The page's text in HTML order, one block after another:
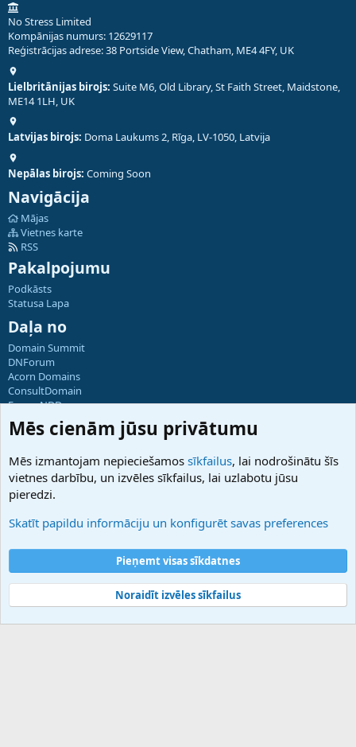
No Stress Limited
Kompānijas numurs: 12629117
Reģistrācijas adrese: 38 Portside View, Chatham, ME4 4FY, UK
Lielbritānijas birojs: Suite M6, Old Library, St Faith Street, Maidstone,
ME14 1LH, UK
Latvijas birojs: Doma Laukums 2, Rīga, LV-1050, Latvija
Nepālas birojs: Coming Soon
Navigācija
Mājas
Vietnes karte
RSS
Pakalpojumu
Podkāsts
Statusa Lapa
Daļa no
Domain Summit
DNForum
Acorn Domains
ConsultDomain
ForumNDD
Domainforum.ro
27.be
Hostmaria
Atbalsts
Palīdzība
Noteikumi un nosacījumi
Privātuma politika
Community platform by XenForo® © 2010-2025 XenForo Ltd.
Mēs cienām jūsu privātumu
Mēs izmantojam nepieciešamos sīkfailus, lai nodrošinātu šīs
vietnes darbību, un izvēles sīkfailus, lai uzlabotu jūsu
pieredzi.
Skatīt papildu informāciju un konfigurēt savas preferences
Pieņemt visas sīkdatnes
Noraidīt izvēles sīkfailus